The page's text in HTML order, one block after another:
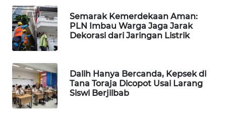
Semarak Kemerdekaan Aman:
PLN Imbau Warga Jaga Jarak
Dekorasi dari Jaringan Listrik
Dalih Hanya Bercanda, Kepsek di
Tana Toraja Dicopot Usai Larang
Siswi Berjilbab
SPORT
WAHANA
UMKM
WAHANA
SELEB